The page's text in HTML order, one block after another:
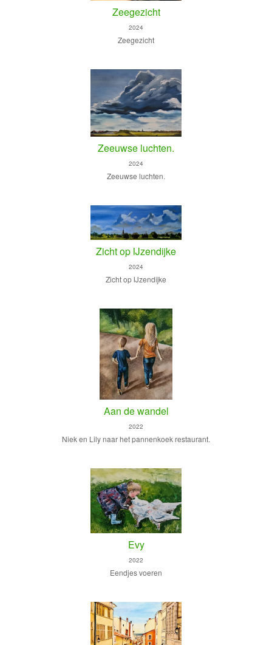
Zeegezicht
2024
Zeegezicht
Zeeuwse luchten.
2024
Zeeuwse luchten.
Zicht op IJzendijke
2024
Zicht op IJzendijke
Aan de wandel
2022
Niek en Lily naar het pannenkoek restaurant.
Evy
2022
Eendjes voeren